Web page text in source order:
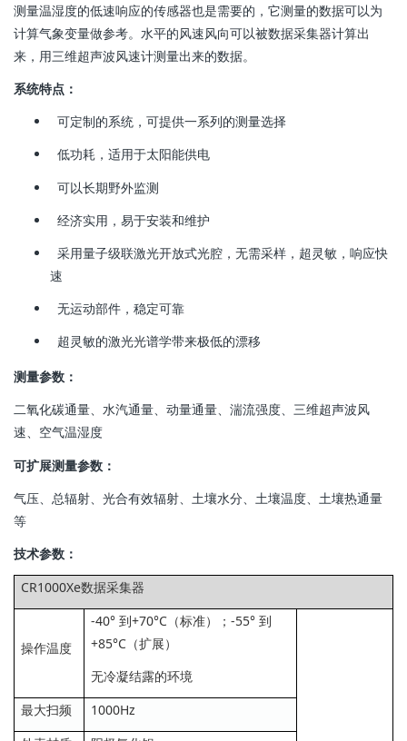
测量温湿度的低速响应的传感器也是需要的，它测量的数据可以为
计算气象变量做参考。水平的风速风向可以被数据采集器计算出
来，用三维超声波风速计测量出来的数据。
系统特点：
可定制的系统，可提供一系列的测量选择
低功耗，适用于太阳能供电
可以长期野外监测
经济实用，易于安装和维护
采用量子级联激光开放式光腔，无需采样，超灵敏，响应快
速
无运动部件，稳定可靠
超灵敏的激光光谱学带来极低的漂移
测量参数：
二氧化碳通量、水汽通量、动量通量、湍流强度、三维超声波风
速、空气温湿度
可扩展测量参数：
气压、总辐射、光合有效辐射、土壤水分、土壤温度、土壤热通量
等
技术参数：
CR1000Xe数据采集器
操作温度
-40° 到+70°C（标准）；-55° 到
+85°C（扩展）
无冷凝结露的环境
最大扫频
1000Hz